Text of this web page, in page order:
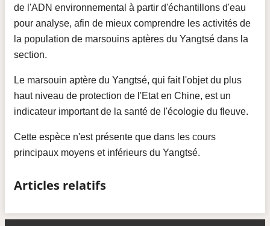
de l'ADN environnemental à partir d'échantillons d'eau
pour analyse, afin de mieux comprendre les activités de
la population de marsouins aptères du Yangtsé dans la
section.
Le marsouin aptère du Yangtsé, qui fait l'objet du plus
haut niveau de protection de l'Etat en Chine, est un
indicateur important de la santé de l'écologie du fleuve.
Cette espèce n'est présente que dans les cours
principaux moyens et inférieurs du Yangtsé.
Articles relatifs